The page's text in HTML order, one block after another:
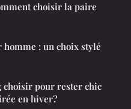
choisir la paire
: un choix stylé
choisir pour rester chic
en hiver?